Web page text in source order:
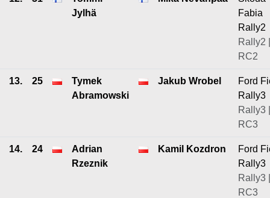
Jylhä
Fabia
Rally2
Rally2 |
RC2
13. 25
Tymek
Abramowski
Jakub Wrobel
Ford
Rally3
Rally3 |
RC3
14. 24
Adrian
Rzeznik
Kamil Kozdron
Ford
Rally3
Rally3 |
RC3